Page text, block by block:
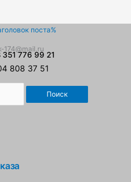
174@mail.ru
351 776 99 21
808 37 51
Поиск